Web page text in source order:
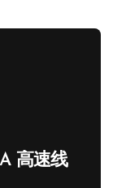
高速线